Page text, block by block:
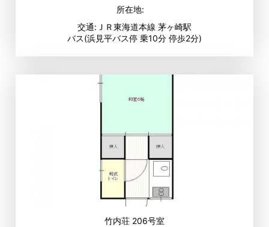
所在地:
交通:ＪＲ東海道本線 茅ヶ崎駅
バス(浜見平バス停 乗10分 停歩2分)
竹内荘 206号室